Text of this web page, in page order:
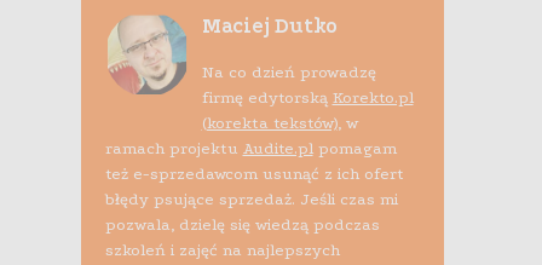
Maciej Dutko
Na co dzień prowadzę
firmę edytorską Korekto.pl
(korekta tekstów), w
ramach projektu Audite.plpomagam
też e-sprzedawcom usunąć z ich ofert
błędy psujące sprzedaż. Jeśli czas mi
pozwala, dzielę się wiedzą podczas
szkoleń i zajęć na najlepszych